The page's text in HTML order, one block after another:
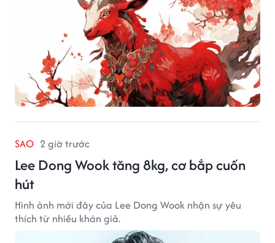
SAO 2 giờ trước
Lee Dong Wook tăng 8kg, cơ bắp cuốn
hút
Hình ảnh mới đây của Lee Dong Wook nhận sự yêu
thích từ nhiều khán giả.